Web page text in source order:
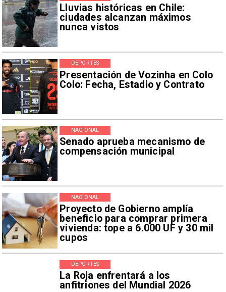
Lluvias históricas en Chile:
ciudades alcanzan máximos
nunca vistos
Presentación de Vozinha en Colo
Colo: Fecha, Estadio y Contrato
DEPORTES
Senado aprueba mecanismo de
compensación municipal
NACIONAL
Proyecto de Gobierno amplía
beneficio para comprar primera
vivienda: tope a 6.000 UF y 30 mil
cupos
NACIONAL
La Roja enfrentará a los
anfitriones del Mundial 2026
DEPORTES